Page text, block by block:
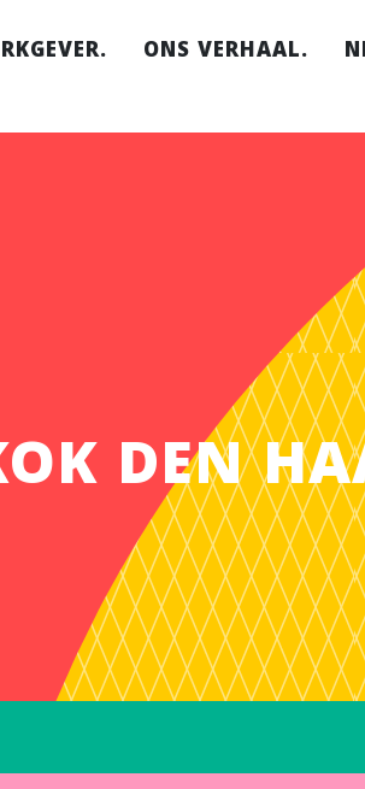
Ik zoek
ONS VERHAAL.
Hoe het begon.
DEN